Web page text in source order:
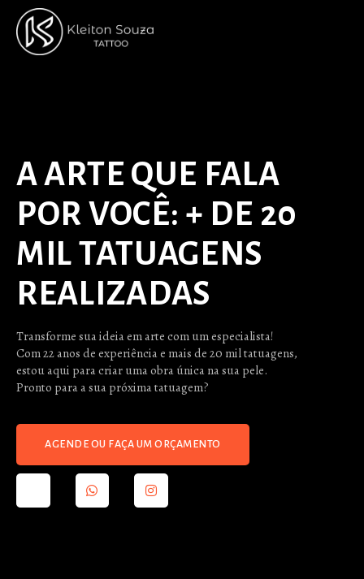
A ARTE QUE FALA
POR VOCÊ: + DE 20
MIL TATUAGENS
REALIZADAS
Transforme sua ideia em arte com um especialista!
Com 22 anos de experiência e mais de 20 mil tatuagens,
estou aqui para criar uma obra única na sua pele.
Pronto para a sua próxima tatuagem?
AGENDE OU FAÇA UM ORÇAMENTO